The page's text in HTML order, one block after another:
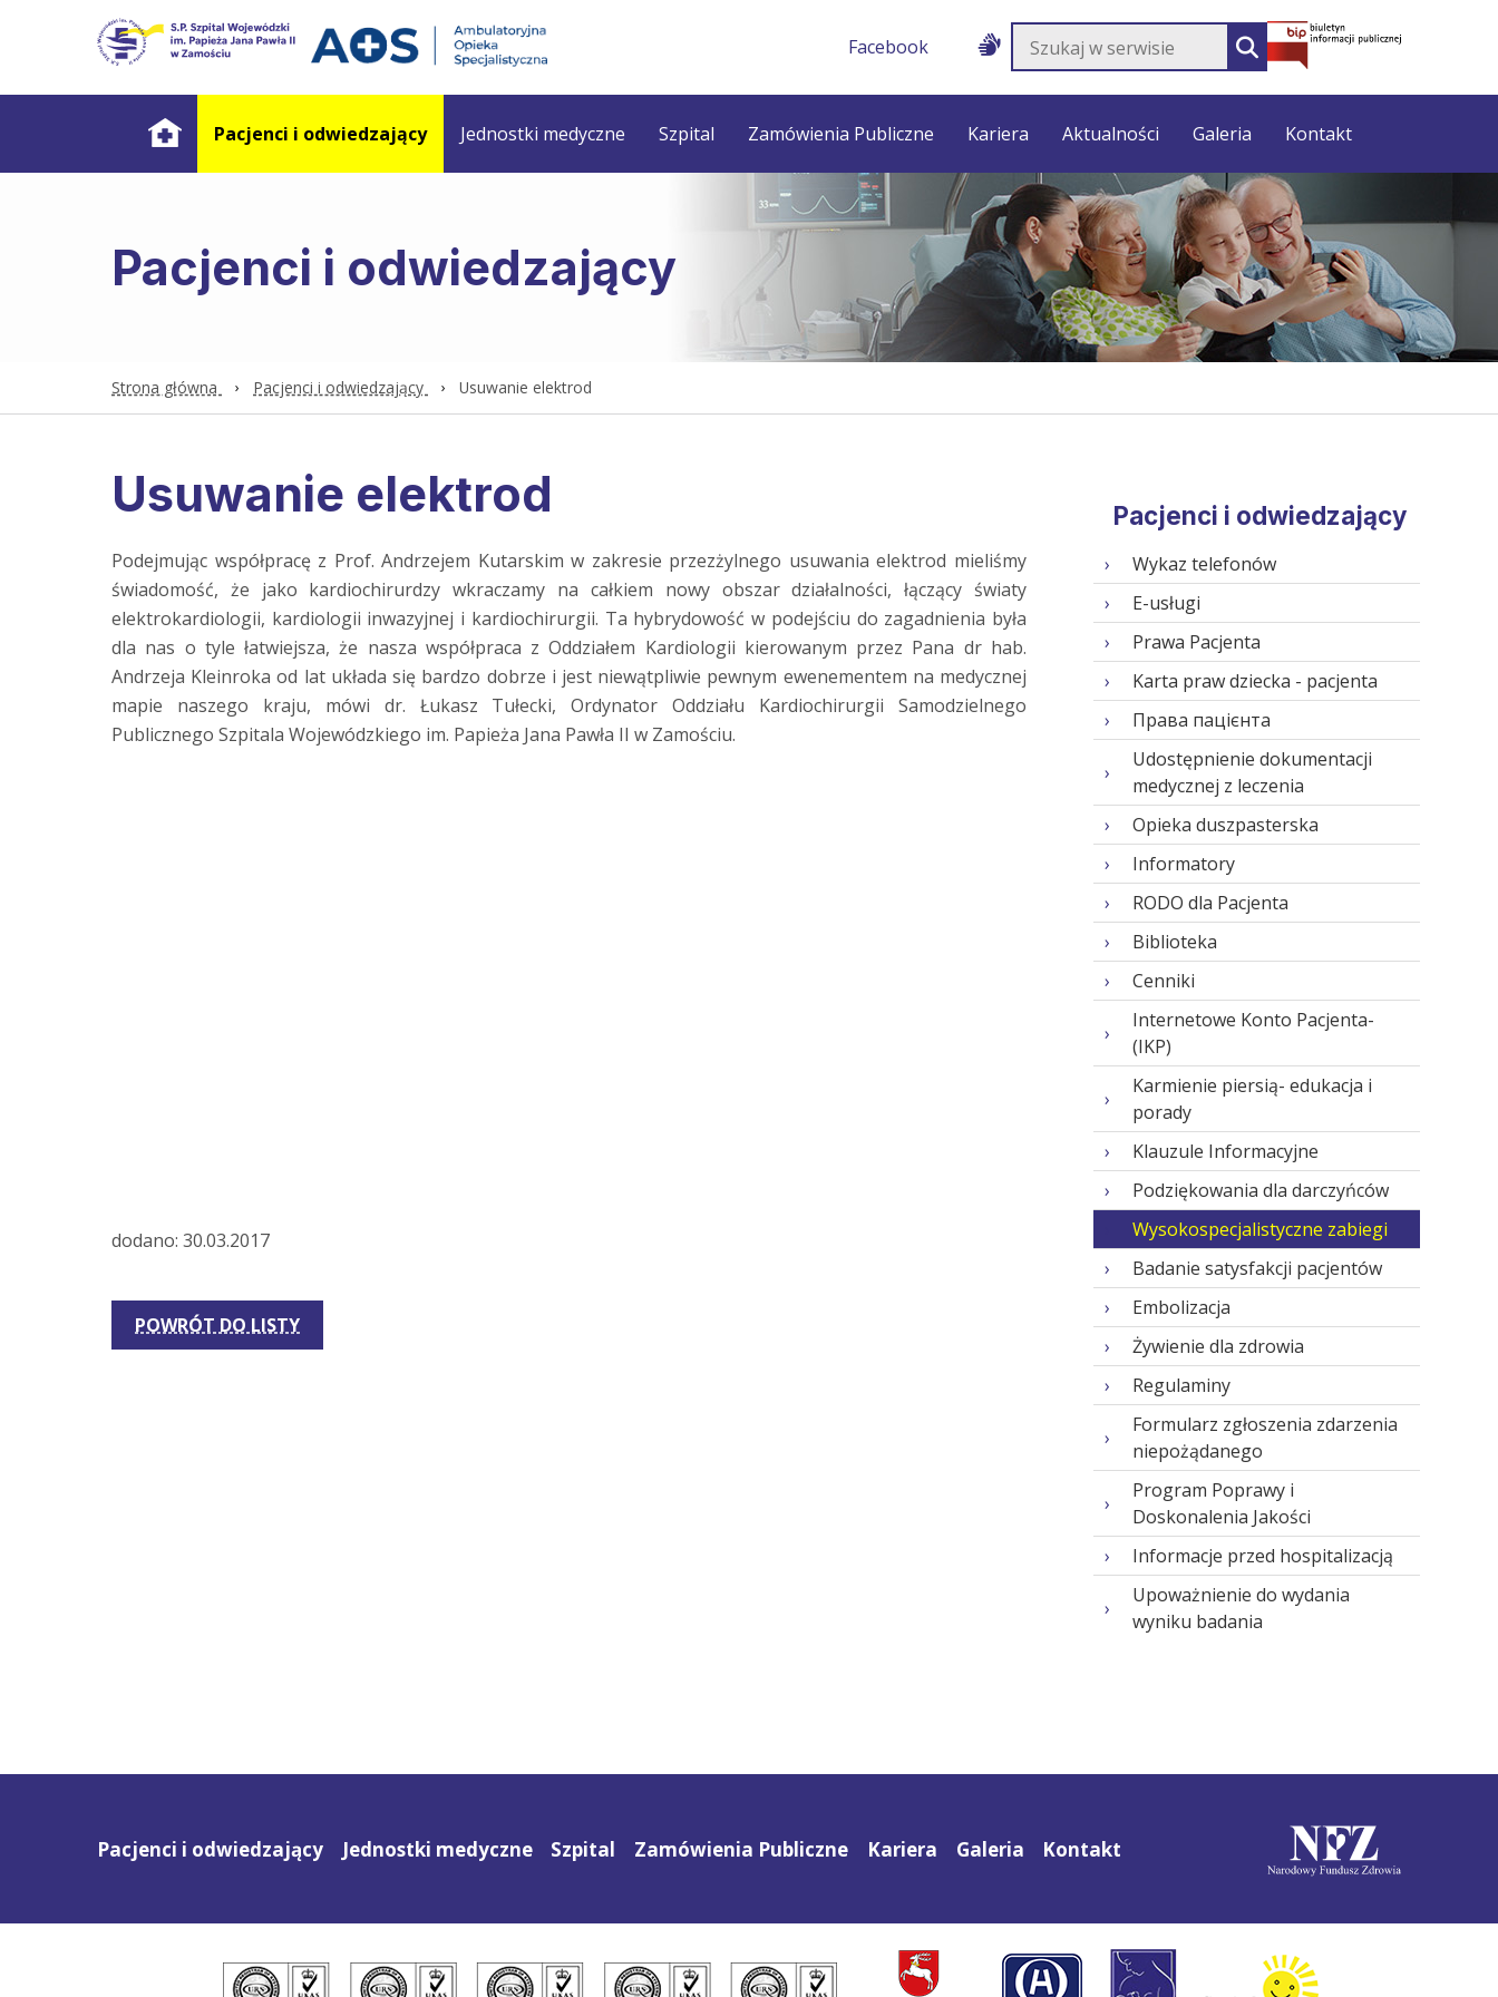
Facebook Szukaj w serwisie SZUKAJ
Pacjenci i odwiedzający Jednostki medyczne Szpital Zamówienia Publiczne Kariera Aktualności Galeria Kontakt
Pacjenci i odwiedzający
Strona główna Pacjenci i odwiedzający Usuwanie elektrod
Usuwanie elektrod
Podejmując współpracę z Prof. Andrzejem Kutarskim w zakresie przezżylnego usuwania elektrod mieliśmy
świadomość, że jako kardiochirurdzy wkraczamy na całkiem nowy obszar działalności, łączący światy
elektrokardiologii, kardiologii inwazyjnej i kardiochirurgii. Ta hybrydowość w podejściu do zagadnienia była
dla nas o tyle łatwiejsza, że nasza współpraca z Oddziałem Kardiologii kierowanym przez Pana dr hab.
Andrzeja Kleinroka od lat układa się bardzo dobrze i jest niewątpliwie pewnym ewenementem na medycznej
mapie naszego kraju, mówi dr. Łukasz Tułecki, Ordynator Oddziału Kardiochirurgii Samodzielnego
Publicznego Szpitala Wojewódzkiego im. Papieża Jana Pawła II w Zamościu.
dodano: 30.03.2017
POWRÓT DO LISTY
Pacjenci i odwiedzający
Wykaz telefonów
E-usługi
Prawa Pacjenta
Karta praw dziecka - pacjenta
Права пацієнта
Udostępnienie dokumentacji
medycznej z leczenia
Opieka duszpasterska
Informatory
RODO dla Pacjenta
Biblioteka
Cenniki
Internetowe Konto Pacjenta-
(IKP)
Karmienie piersią- edukacja i
porady
Klauzule Informacyjne
Podziękowania dla darczyńców
Wysokospecjalistyczne zabiegi
Badanie satysfakcji pacjentów
Embolizacja
Żywienie dla zdrowia
Regulaminy
Formularz zgłoszenia zdarzenia
niepożądanego
Program Poprawy i
Doskonalenia Jakości
Informacje przed hospitalizacją
Upoważnienie do wydania
wyniku badania
Pacjenci i odwiedzający Jednostki medyczne Szpital Zamówienia Publiczne Kariera Galeria Kontakt